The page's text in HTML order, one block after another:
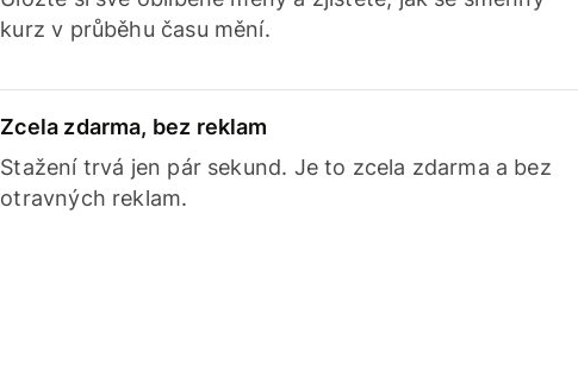
kurz v průběhu času mění.
Zcela zdarma, bez reklam
Stažení trvá jen pár sekund. Je to zcela zdarma a bez
otravných reklam.